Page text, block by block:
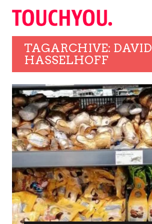
TAGARCHIVE: DAVID
HASSELHOFF